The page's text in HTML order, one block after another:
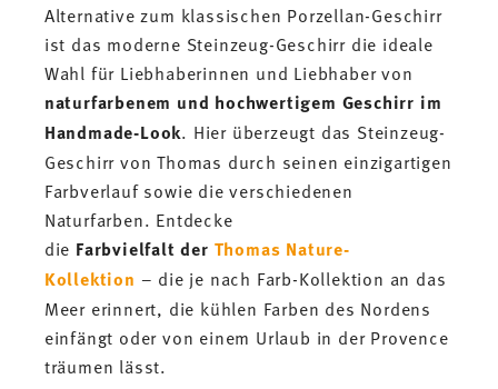
Alternative zum klassischen Porzellan-Geschirr
ist das moderne Steinzeug-Geschirr die ideale
Wahl für Liebhaberinnen und Liebhaber von
naturfarbenem und hochwertigem Geschirr im
Handmade-Look. Hier überzeugt das Steinzeug-
Geschirr von Thomas durch seinen einzigartigen
Farbverlauf sowie die verschiedenen
Naturfarben. Entdecke
die Farbvielfalt der Thomas Nature-
Kollektion – die je nach Farb-Kollektion an das
Meer erinnert, die kühlen Farben des Nordens
einfängt oder von einem Urlaub in der Provence
träumen lässt.